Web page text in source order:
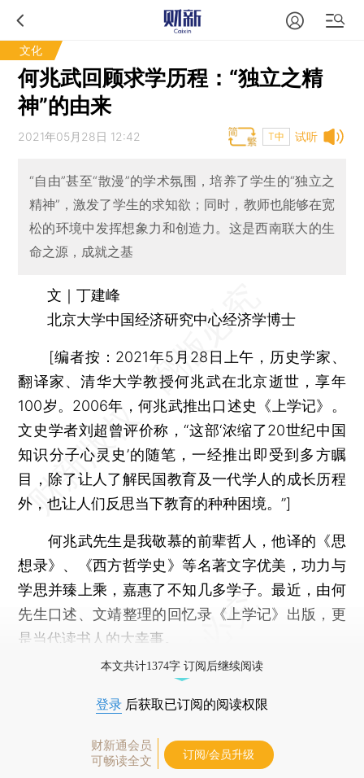
文化
何兆武回顾求学历程：“独立之精
神”的由来
试听
2021年05月28日 12:42 T中
“自由”甚至“散漫”的学术氛围，培养了学生的“独立之
精神”，激发了学生的求知欲；同时，教师也能够在宽
松的环境中发挥想象力和创造力。这是西南联大的生
命之源，成就之基
文｜丁建峰
北京大学中国经济研究中心经济学博士
[编者按：2021年5月28日上午，历史学家、
翻译家、清华大学教授何兆武在北京逝世，享年
100岁。2006年，何兆武推出口述史《上学记》。
文史学者刘超曾评价称，“这部‘浓缩了20世纪中国
知识分子心灵史’的随笔，一经推出即受到多方瞩
目，除了让人了解民国教育及一代学人的成长历程
外，也让人们反思当下教育的种种困境。”]
何兆武先生是我敬慕的前辈哲人，他译的《思
想录》、《西方哲学史》等名著文字优美，功力与
学思并臻上乘，嘉惠了不知几多学子。最近，由何
先生口述、文靖整理的回忆录《上学记》出版，更
是当代读书人的大幸事。
本文共计1374字 订阅后继续阅读
登录 后获取已订阅的阅读权限
财新通会员
可畅读全文
订阅/会员升级